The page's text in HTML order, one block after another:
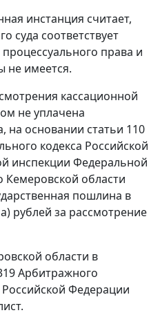
инстанция считает,
суда соответствует
права и
не имеется.
кассационной
не уплачена
на основании статьи 110
кодекса Российской
инспекции Федеральной
Кемеровской области
пошлина в
рублей за рассмотрение
области в
Арбитражного
Российской Федерации